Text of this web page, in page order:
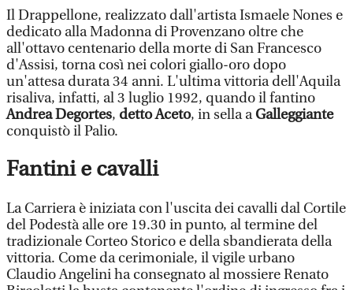
Il Drappellone, realizzato dall'artista Ismaele Nones e
dedicato alla Madonna di Provenzano oltre che
all'ottavo centenario della morte di San Francesco
d'Assisi, torna così nei colori giallo-oro dopo
un'attesa durata 34 anni. L'ultima vittoria dell'Aquila
risaliva, infatti, al 3 luglio 1992, quando il fantino
Andrea Degortes, detto Aceto, in sella aGalleggiante
conquistò il Palio.
Fantini e cavalli
La Carriera è iniziata con l'uscita dei cavalli dal Cortile
del Podestà alle ore 19.30 in punto, al termine del
tradizionale Corteo Storico e della sbandierata della
vittoria. Come da cerimoniale, il vigile urbano
Claudio Angelini ha consegnato al mossiere Renato